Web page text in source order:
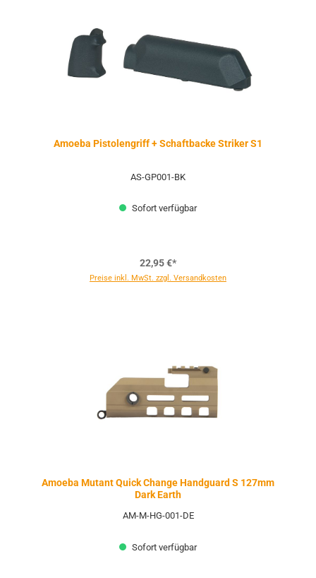
Amoeba Pistolengriff + Schaftbacke Striker S1
AS-GP001-BK
Sofort verfügbar
22,95 €*
Preise inkl. MwSt. zzgl. Versandkosten
Amoeba Mutant Quick Change Handguard S 127mm
Dark Earth
AM-M-HG-001-DE
Sofort verfügbar